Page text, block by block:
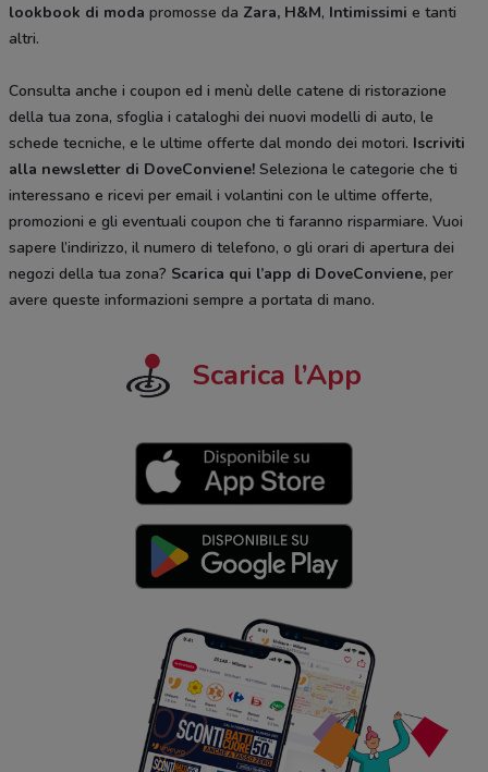
lookbook di moda promosse da Zara, H&M, Intimissimi e tanti
altri.
Consulta anche i coupon ed i menù delle catene di ristorazione
della tua zona, sfoglia i cataloghi dei nuovi modelli di auto, le
schede tecniche, e le ultime offerte dal mondo dei motori. Iscriviti
alla newsletter di DoveConviene! Seleziona le categorie che ti
interessano e ricevi per email i volantini con le ultime offerte,
promozioni e gli eventuali coupon che ti faranno risparmiare. Vuoi
sapere l’indirizzo, il numero di telefono, o gli orari di apertura dei
negozi della tua zona? Scarica qui l’app di DoveConviene, per
avere queste informazioni sempre a portata di mano.
Scarica l’App